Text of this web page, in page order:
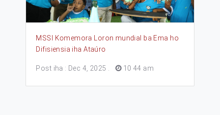
MSSI Komemora Loron mundial ba Ema ho
Difisiensia iha Ataúro
Post iha : Dec 4, 2025 10 44 am